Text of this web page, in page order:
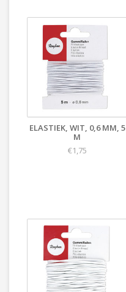
ELASTIEK, WIT, 0,6 MM, 5
M
€1,75